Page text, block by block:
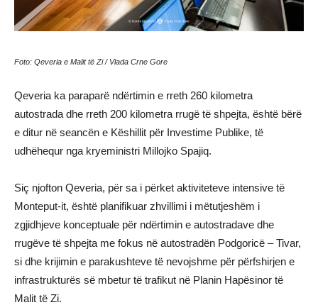
Foto: Qeveria e Malit të Zi / Vlada Crne Gore
Qeveria ka paraparë ndërtimin e rreth 260 kilometra
autostrada dhe rreth 200 kilometra rrugë të shpejta, është bërë
e ditur në seancën e Këshillit për Investime Publike, të
udhëhequr nga kryeministri Millojko Spajiq.
Siç njofton Qeveria, për sa i përket aktiviteteve intensive të
Monteput-it, është planifikuar zhvillimi i mëtutjeshëm i
zgjidhjeve konceptuale për ndërtimin e autostradave dhe
rrugëve të shpejta me fokus në autostradën Podgoricë – Tivar,
si dhe krijimin e parakushteve të nevojshme për përfshirjen e
infrastrukturës së mbetur të trafikut në Planin Hapësinor të
Malit të Zi.